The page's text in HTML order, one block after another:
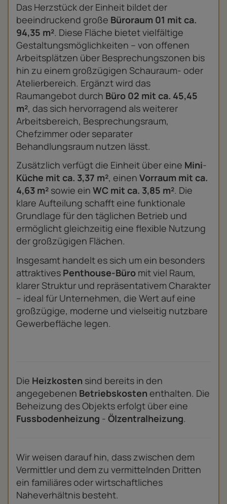
Das Herzstück der Einheit bildet der
beeindruckend große Büroraum 01 mit ca.
94,35 m². Diese Fläche bietet vielfältige
Gestaltungsmöglichkeiten – von offenen
Arbeitsplätzen über Besprechungszonen bis
hin zu einem großzügigen Schauraum- oder
Atelierbereich. Ergänzt wird das
Raumangebot durch Büro 02 mit ca. 45,45
m², das sich hervorragend als weiterer
Arbeitsbereich, Besprechungsraum,
Chefzimmer oder separater
Behandlungsraum nutzen lässt.
Zusätzlich verfügt die Einheit über eine Mini-
Küche mit ca. 3,37 m², einen Vorraum mit ca.
4,63 m² sowie ein WC mit ca. 3,85 m². Die
klare Aufteilung schafft eine funktionale
Grundlage für den täglichen Betrieb und
ermöglicht gleichzeitig eine flexible Nutzung
der großzügigen Flächen.
Insgesamt handelt es sich um ein besonders
attraktives Penthouse-Büro mit viel Raum,
klarer Struktur und repräsentativem Charakter
– ideal für Unternehmen, die Wert auf eine
großzügige, moderne und vielseitig nutzbare
Gewerbefläche legen.
Die Heizkosten sind bereits in den
angegebenen Betriebskosten enthalten. Die
Beheizung des Objekts erfolgt über eine
Fussbodenheizung - Ölzentralheizung.
Wir weisen darauf hin, dass zwischen dem
Vermittler und dem zu vermittelnden Dritten
ein familiäres oder wirtschaftliches
Naheverhältnis besteht.